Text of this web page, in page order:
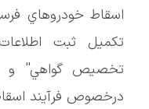
فرسوده به
گواهي'' و انتخاب
فرآيند اسقاط خودرو